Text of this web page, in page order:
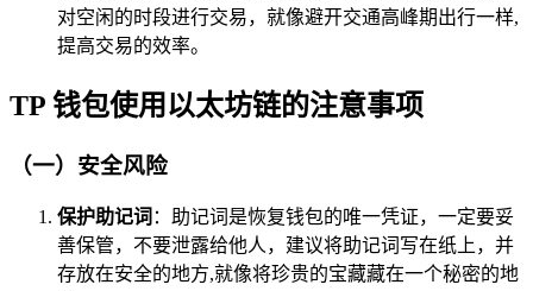
对空闲的时段进行交易，就像避开交通高峰期出行一样,
提高交易的效率。
TP 钱包使用以太坊链的注意事项
（一）安全风险
保护助记词 ：助记词是恢复钱包的唯一凭证，一定要妥
善保管，不要泄露给他人，建议将助记词写在纸上，并
存放在安全的地方,就像将珍贵的宝藏藏在一个秘密的地